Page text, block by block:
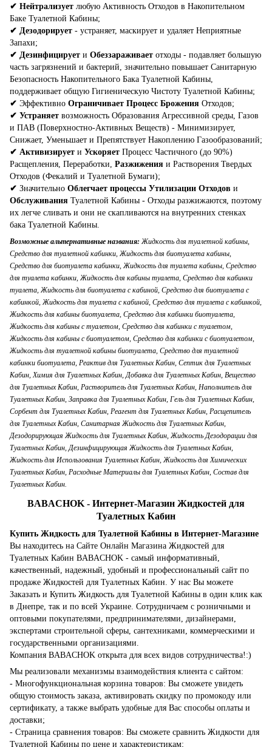
✔ Нейтрализует любую Активность Отходов в Накопительном
Баке Туалетной Кабины;
✔ Дезодорирует - устраняет, маскирует и удаляет Неприятные
Запахи;
✔ Дезинфицирует и Обеззараживает отходы - подавляет большую
часть загрязнений и бактерий, значительно повышает Санитарную
Безопасность Накопительного Бака Туалетной Кабины,
поддерживает общую Гигиеническую Чистоту Туалетной Кабины;
✔ Эффективно Ограничивает Процесс Брожения Отходов;
✔ Устраняет возможность Образования Агрессивной среды, Газов
и ПАВ (Поверхностно-Активных Веществ) - Минимизирует,
Снижает, Уменьшает и Препятствует Накоплению Газообразований;
✔ Активизирует и Ускоряет Процесс Частичного (до 90%)
Расщепления, Переработки, Разжижения и Растворения Твердых
Отходов (Фекалий и Туалетной Бумаги);
✔ Значительно Облегчает процессы Утилизации Отходов и
Обслуживания Туалетной Кабины - Отходы разжижаются, поэтому
их легче сливать и они не скапливаются на внутренних стенках
бака Туалетной Кабины.
Возможные альтернативные названия:Жидкость для туалетной кабины,
Средство для туалетной кабинки, Жидкость для биотуалета кабины,
Средство для биотуалета кабинки, Жидкость для туалета кабины, Средство
для туалета кабинки, Жидкость для кабины туалета, Средство для кабинки
туалета, Жидкость для биотуалета с кабиной, Средство для биотуалета с
кабинкой, Жидкость для туалета с кабиной, Средство для туалета с кабинкой,
Жидкость для кабины биотуалета, Средство для кабинки биотуалета,
Жидкость для кабины с туалетом, Средство для кабинки с туалетом,
Жидкость для кабины с биотуалетом, Средство для кабинки с биотуалетом,
Жидкость для туалетной кабины биотуалета, Средство для туалетной
кабинки биотуалета, Реактив для Туалетных Кабин, Септик для Туалетных
Кабин, Химия для Туалетных Кабин, Добавка для Туалетных Кабин, Вещество
для Туалетных Кабин, Растворитель для Туалетных Кабин, Наполнитель для
Туалетных Кабин, Заправка для Туалетных Кабин, Гель для Туалетных Кабин,
Сорбент для Туалетных Кабин, Реагент для Туалетных Кабин, Расщепитель
для Туалетных Кабин, Санитарная Жидкость для Туалетных Кабин,
Дезодорирующая Жидкость для Туалетных Кабин, Жидкость Дезодорации для
Туалетных Кабин, Дезинфицирующая Жидкость для Туалетных Кабин,
Жидкость для Использования Туалетных Кабин, Жидкость для Химических
Туалетных Кабин, Расходные Материалы для Туалетных Кабин, Состав для
Туалетных Кабин.
BABACHOK - Интернет-Магазин Жидкостей для
Туалетных Кабин
Купить Жидкость для Туалетной Кабины в Интернет-Магазине
Вы находитесь на Сайте Онлайн Магазина Жидкостей для
Туалетных Кабин BABACHOK - самый информативный,
качественный, надежный, удобный и профессиональный сайт по
продаже Жидкостей для Туалетных Кабин. У нас Вы можете
Заказать и Купить Жидкость для Туалетной Кабины в один клик как
в Днепре, так и по всей Украине. Сотрудничаем с розничными и
оптовыми покупателями, предпринимателями, дизайнерами,
экспертами строительной сферы, сантехниками, коммерческими и
государственными организациями.
Компания BABACHOK открыта для всех видов сотрудничества!:)
Мы реализовали механизмы взаимодействия клиента с сайтом:
- Многофункциональная корзина товаров: Вы сможете увидеть
общую стоимость заказа, активировать скидку по промокоду или
сертификату, а также выбрать удобные для Вас способы оплаты и
доставки;
- Страница сравнения товаров: Вы сможете сравнить Жидкости для
Туалетной Кабины по цене и характеристикам;